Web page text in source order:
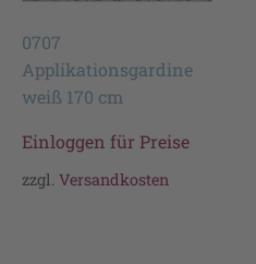
0707
Applikationsgardine
weiß 170 cm
Einloggen für Preise
zzgl. Versandkosten